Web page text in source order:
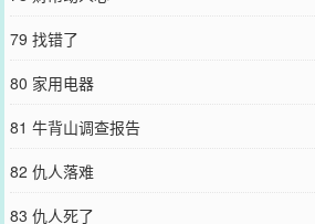
79 找错了
80 家用电器
81 牛背山调查报告
82 仇人落难
83 仇人死了